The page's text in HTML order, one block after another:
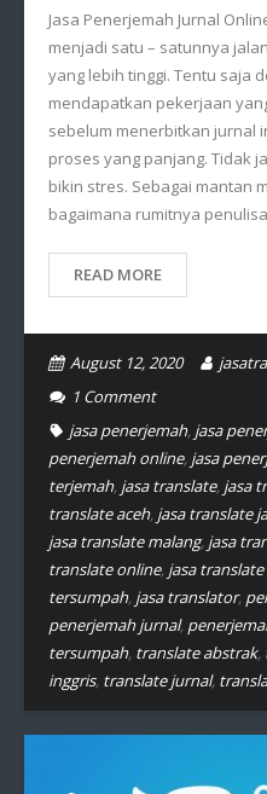
Jasa Penerjemah Jurnal
menjadi satu – satunnya
yang lebih tinggi. Tentu saja
mendapatkan pekerjaan
sebelum menerbitkan jurnal
proses yang panjang. Tidak
bikin stres. Sebagai mantan
bagaimana rumitnya
READ MORE
August 12, 2020
1 Comment
jasa penerjemah, jasa
penerjemah online, jasa
terjemah, jasa translate, jasa
translate aceh, jasa translate
jasa translate malang, jasa
translate online, jasa
tersumpah, jasa translator,
penerjemah jurnal,
tersumpah, translate abstrak,
inggris, translate jurnal,